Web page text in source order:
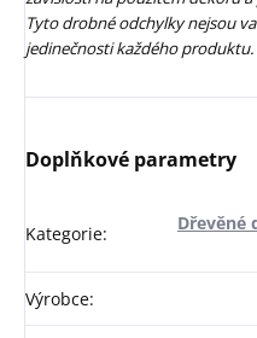
Tyto drobné odchylky nejsou
jedinečnosti každého produktu.
Doplňkové parametry
Kategorie:
Dřevěné
Výrobce: